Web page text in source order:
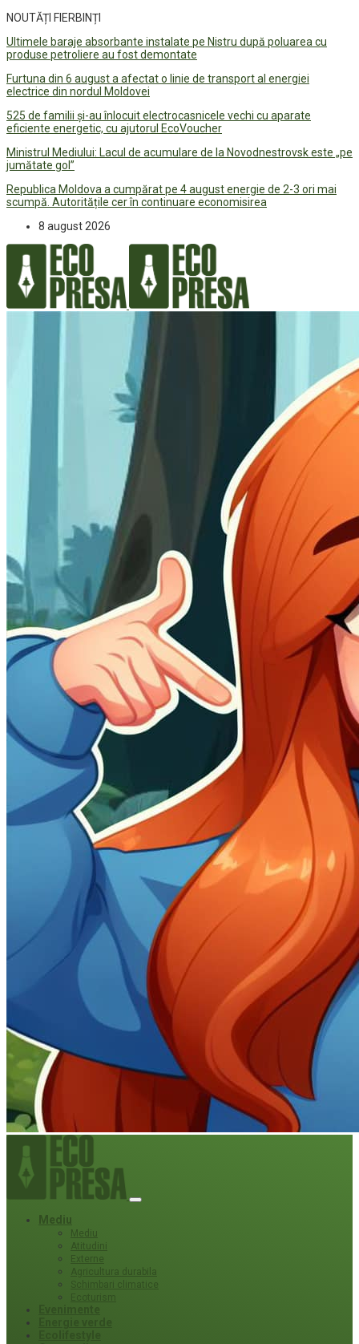
NOUTĂȚI FIERBINȚI
Ultimele baraje absorbante instalate pe Nistru după poluarea cu
produse petroliere au fost demontate
Furtuna din 6 august a afectat o linie de transport al energiei
electrice din nordul Moldovei
525 de familii și-au înlocuit electrocasnicele vechi cu aparate
eficiente energetic, cu ajutorul EcoVoucher
Ministrul Mediului: Lacul de acumulare de la Novodnestrovsk este „pe
jumătate gol”
Republica Moldova a cumpărat pe 4 august energie de 2-3 ori mai
scumpă. Autoritățile cer în continuare economisirea
8 august 2026
Mediu
Mediu
Atitudini
Externe
Agricultura durabila
Schimbari climatice
Ecoturism